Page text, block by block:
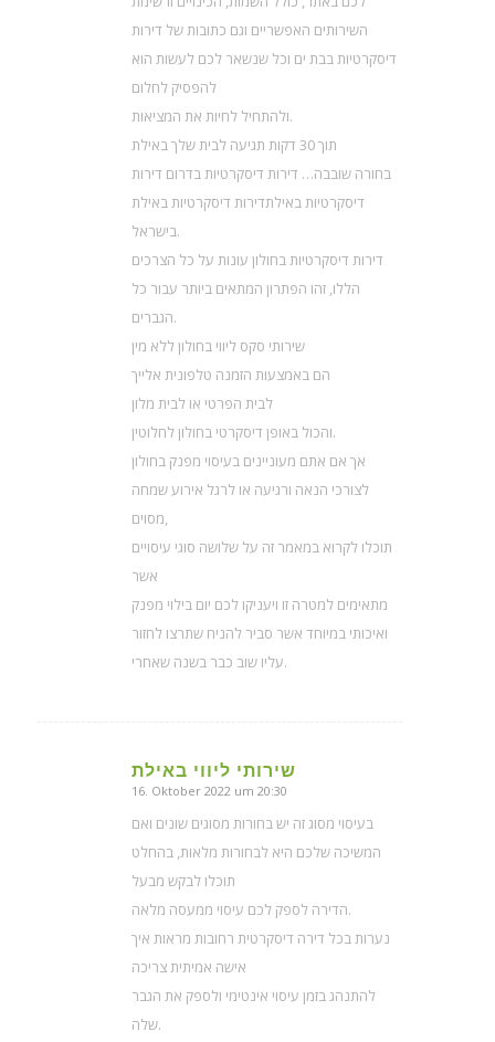
השירותים האפשריים וגם כתובות של דירות
דיסקרטיות בבת ים וכל שנשאר לכם לעשות הוא
להפסיק לחלום
ולהתחיל לחיות את המציאות.
תוך 30 דקות תגיעה לבית שלך באילת
בחורה שובבה… דירות דיסקרטיות בדרום דירות
דיסקרטיות באילתדירות דיסקרטיות באילת
בישראל.
דירות דיסקרטיות בחולון עונות על כל הצרכים
הללו, זהו הפתרון המתאים ביותר עבור כל
הגברים.
שירותי סקס ליווי בחולון ללא מין
הם באמצעות הזמנה טלפונית אלייך
לבית הפרטי או לבית מלון
והכול באופן דיסקרטי בחולון לחלוטין.
אך אם אתם מעוניינים בעיסוי מפנק בחולון
לצורכי הנאה ורגיעה או לרגל אירוע שמחה
מסוים,
תוכלו לקרוא במאמר זה על שלושה סוגי עיסויים
אשר
מתאימים למטרה זו ויעניקו לכם יום בילוי מפנק
ואיכותי במיוחד אשר סביר להניח שתרצו לחזור
עליו שוב כבר בשנה שאחרי.
שירותי ליווי באילת
sagte:
16. Oktober 2022 um 20:30
בעיסוי מסוג זה יש בחורות מסוגים שונים ואם
המשיכה שלכם היא לבחורות מלאות, בהחלט
תוכלו לבקש מבעל
הדירה לספק לכם עיסוי ממעסה מלאה.
נערות בכל דירה דיסקרטית רחובות מראות איך
אישה אמיתית צריכה
להתנהג בזמן עיסוי אינטימי ולספק את הגבר
שלה.